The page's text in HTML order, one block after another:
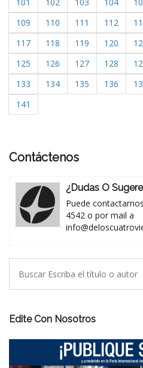
109
110 111 112
117
118 119 120
125
126 127 128
133
134 135 136
141
Contáctenos
¿Dudas O
Puede
4542 o por mail a
Edite Con Nosotros